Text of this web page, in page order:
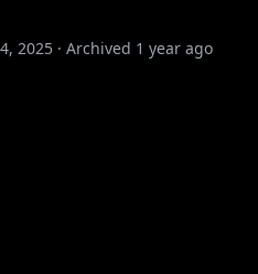
2025 · Archived 1 year ago